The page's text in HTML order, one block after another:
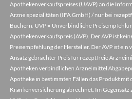
Apothekenverkaufspreises (UAVP) an die
Arzneispezialitäten (IFA GmbH) / nur bei
Büchern. UVP = Unverbindliche
Apothekenverkaufspreis (AVP). Der AVP ist
Preisempfehlung der Hersteller. Der AVP ist ein
Ansatz gebrachter Preis für rezeptfreie
Apotheken verbindlichen Arzneimittel
Apotheke in bestimmten Fällen das Produkt mit
Krankenversicherung abrechnet. Im Gegensatz